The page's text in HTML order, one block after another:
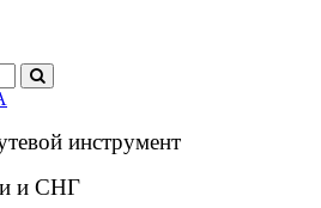
инструмент
и СНГ